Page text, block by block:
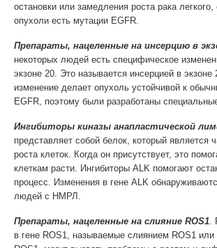
остановки или замедления роста рака легкого,
опухоли есть мутации EGFR.
Препараты, нацеленные на инсерцию в
некоторых людей есть специфическое
экзоне 20. Это называется инсерцией в экзоне
изменение делает опухоль устойчивой к
EGFR, поэтому были разработаны
Ингибиторы киназы анапластической
представляет собой белок, который является
роста клеток. Когда он присутствует, это
клеткам расти. Ингибиторы ALK помогают
процесс. Изменения в гене ALK
людей с НМРЛ.
Препараты, нацеленные на слияние ROS1
в гене ROS1, называемые слиянием ROS1 или